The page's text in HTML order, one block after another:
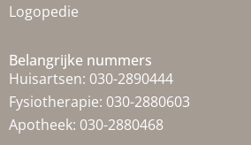
Logopedie
Belangrijke nummers
Huisartsen: 030-2890444
Fysiotherapie: 030-2880603
Apotheek: 030-2880468